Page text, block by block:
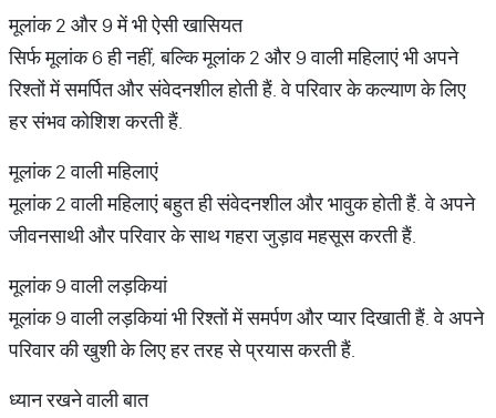
मूलांक 2 और 9 में भी ऐसी खासियत
सिर्फ मूलांक 6 ही नहीं, बल्कि मूलांक 2 और 9 वाली महिलाएं भी अपने
रिश्तों में समर्पित और संवेदनशील होती हैं. वे परिवार के कल्याण के लिए
हर संभव कोशिश करती हैं.
मूलांक 2 वाली महिलाएं
मूलांक 2 वाली महिलाएं बहुत ही संवेदनशील और भावुक होती हैं. वे अपने
जीवनसाथी और परिवार के साथ गहरा जुड़ाव महसूस करती हैं.
मूलांक 9 वाली लड़कियां
मूलांक 9 वाली लड़कियां भी रिश्तों में समर्पण और प्यार दिखाती हैं. वे अपने
परिवार की खुशी के लिए हर तरह से प्रयास करती हैं.
ध्यान रखने वाली बात